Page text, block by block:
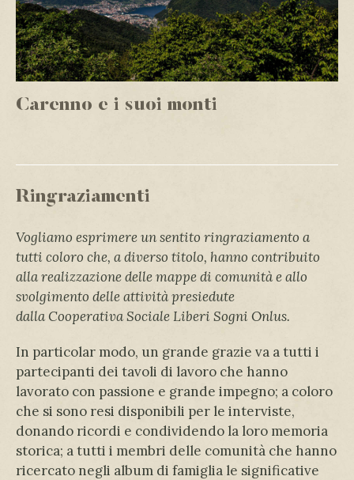
Carenno e i suoi monti
Ringraziamenti
Vogliamo esprimere un sentito ringraziamento a
tutti coloro che, a diverso titolo, hanno contribuito
alla realizzazione delle mappe di comunità e allo
svolgimento delle attività presiedute
dallaCooperativa Sociale Liberi Sogni Onlus.
In particolar modo, un grande grazie va a tutti i
partecipanti dei tavoli di lavoro che hanno
lavorato con passione e grande impegno; a coloro
che si sono resi disponibili per le interviste,
donando ricordi e condividendo la loro memoria
storica; a tutti i membri delle comunità che hanno
ricercato negli album di famiglia le significative